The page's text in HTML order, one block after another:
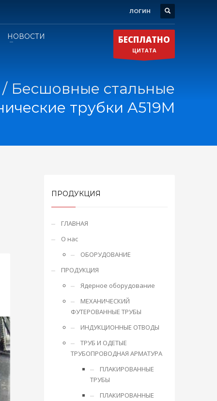
ЛОГИН
НОВОСТИ
БЕСПЛАТНО
ЦИТАТА
/ Бесшовные стальные
трубки A519M
ПРОДУКЦИЯ
ГЛАВНАЯ
О нас
ОБОРУДОВАНИЕ
ПРОДУКЦИЯ
Ядерное оборудование
МЕХАНИЧЕСКИЙ
ФУТЕРОВАННЫЕ ТРУБЫ
ИНДУКЦИОННЫЕ ОТВОДЫ
ТРУБ И ОДЕТЫЕ
ТРУБОПРОВОДНАЯ АРМАТУРА
ПЛАКИРОВАННЫЕ
ТРУБЫ
ПЛАКИРОВАННЫЕ